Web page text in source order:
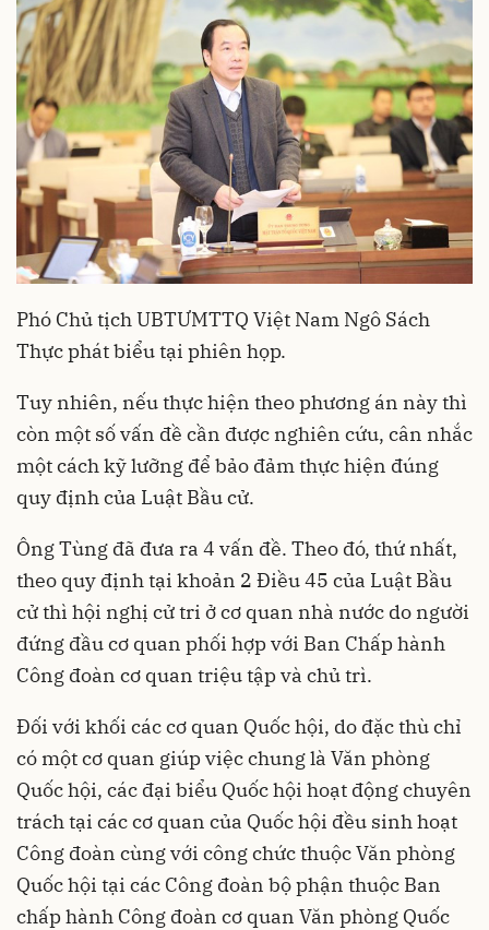
Phó Chủ tịch UBTƯMTTQ Việt Nam Ngô Sách
Thực phát biểu tại phiên họp.
Tuy nhiên, nếu thực hiện theo phương án này thì
còn một số vấn đề cần được nghiên cứu, cân nhắc
một cách kỹ lưỡng để bảo đảm thực hiện đúng
quy định của Luật Bầu cử.
Ông Tùng đã đưa ra 4 vấn đề. Theo đó, thứ nhất,
theo quy định tại khoản 2 Điều 45 của Luật Bầu
cử thì hội nghị cử tri ở cơ quan nhà nước do người
đứng đầu cơ quan phối hợp với Ban Chấp hành
Công đoàn cơ quan triệu tập và chủ trì.
Đối với khối các cơ quan Quốc hội, do đặc thù chỉ
có một cơ quan giúp việc chung là Văn phòng
Quốc hội, các đại biểu Quốc hội hoạt động chuyên
trách tại các cơ quan của Quốc hội đều sinh hoạt
Công đoàn cùng với công chức thuộc Văn phòng
Quốc hội tại các Công đoàn bộ phận thuộc Ban
chấp hành Công đoàn cơ quan Văn phòng Quốc